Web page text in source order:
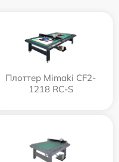
Плоттер Mimaki CF2-
1218 RC-S